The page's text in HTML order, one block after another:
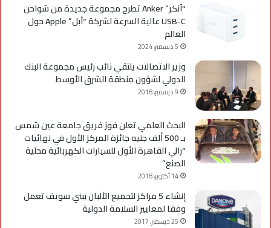
“آنكر” Anker تطرح مجموعة جديدة من شواحن
USB-C عالية السرعة لشركة “آبل” Apple حول
العالم
5 ديسمبر، 2024
وزير الاتصالات يلتقي نائب رئيس مجموعة البنك
الدولي لشؤون منطقة الشرق الأوسط
9 ديسمبر، 2018
البحث العلمي تعلن فوز فريق جامعة عين شمس
بـ 500 ألف جنيه جائزة المركز الأول في نهائيات
“رالي القاهرة الأول للسيارات الكهربائية محلية
الصنع”
14 أكتوبر، 2018
إنشاء 5 مراكز لتجميع الألبان ببني سويف تعمل
وفقا لمعايير السلامة الدولية
25 ديسمبر، 2017